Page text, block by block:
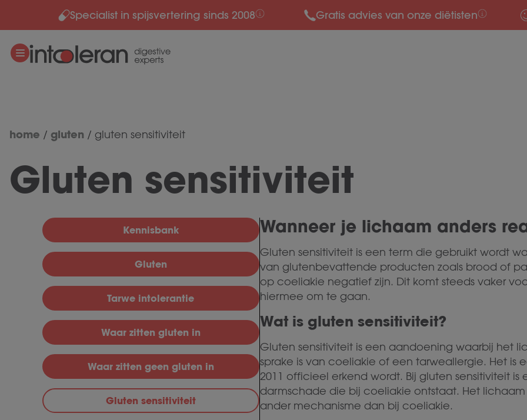
Meteen naar de contentSpecialist in spijsvertering sinds 2008 Gratis advies van onze diëtisten
home / gluten / gluten sensitiviteit
Gluten sensitiviteit
Kennisbank
Gluten
Tarwe intolerantie
Waar zitten gluten in
Waar zitten geen gluten in
Gluten sensitiviteit
Wanneer je lichaam anders
Gluten sensitiviteit is een term die gebruikt wordt
van glutenbevattende producten zoals brood of
op coeliakie negatief zijn. Dit komt steeds vaker
hiermee om te gaan.
Wat is gluten sensitiviteit?
Gluten sensitiviteit is een aandoening waarbij het
sprake is van coeliakie of een tarweallergie. Het is
2011 officieel erkend wordt. Bij gluten sensitiviteit
darmschade die bij coeliakie ontstaat. Het
ander mechanisme dan bij coeliakie.